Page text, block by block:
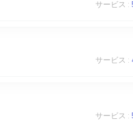
サービス :
サービス :
サービス :